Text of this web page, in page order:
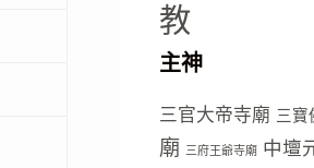
教
主神
三官大帝寺廟 三寶
廟 三府王爺寺廟 中壇